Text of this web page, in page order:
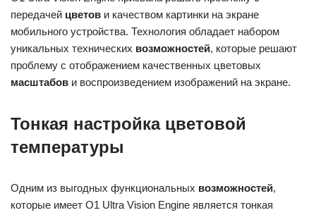
передачей цветов и качеством картинки на экране
мобильного устройства. Технология обладает набором
уникальных технических возможностей, которые решают
проблему с отображением качественных цветовых
масштабов и воспроизведением изображений на экране.
Тонкая настройка цветовой
температуры
Одним из выгодных функциональных возможностей,
которые имеет O1 Ultra Vision Engine является тонкая